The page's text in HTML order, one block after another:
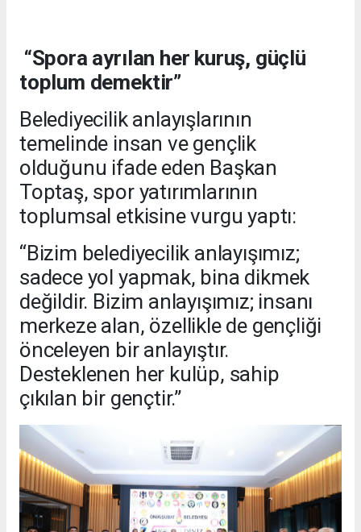
“Spora ayrılan her kuruş, güçlü
toplum demektir”
Belediyecilik anlayışlarının
temelinde insan ve gençlik
olduğunu ifade eden Başkan
Toptaş, spor yatırımlarının
toplumsal etkisine vurgu yaptı:
“Bizim belediyecilik anlayışımız;
sadece yol yapmak, bina dikmek
değildir. Bizim anlayışımız; insanı
merkeze alan, özellikle de gençliği
önceleyen bir anlayıştır.
Desteklenen her kulüp, sahip
çıkılan bir gençtir.”